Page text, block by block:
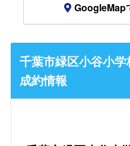
GoogleMap
千葉市緑区小谷小
成約情報